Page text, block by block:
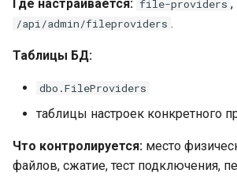
Где настраивается: file-providers ,
/api/admin/fileproviders .
Таблицы БД:
dbo.FileProviders
таблицы настроек конкретного
Что контролируется: место
файлов, сжатие, тест подключения,